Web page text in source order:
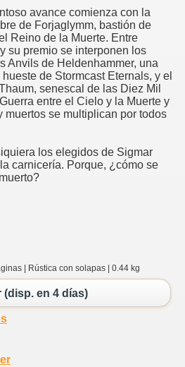
avance comienza con la
de Forjaglymm, bastión de
Reino de la Muerte. Entre
su premio se interponen los
Anvils de Heldenhammer, una
hueste de Stormcast Eternals, y el
senescal de las Diez Mil
entre el Cielo y la Muerte y
muertos se multiplican por todos
los elegidos de Sigmar
carnicería. Porque, ¿cómo se
| Rústica con solapas | 0.44 kg
(disp. en 4 días)